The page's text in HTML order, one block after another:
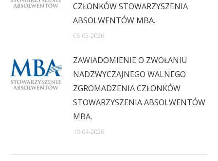
CZŁONKÓW STOWARZYSZENIA
ABSOLWENTÓW MBA.
06-05-2026
ZAWIADOMIENIE O ZWOŁANIU
NADZWYCZAJNEGO WALNEGO
ZGROMADZENIA CZŁONKÓW
STOWARZYSZENIA ABSOLWENTÓW
MBA.
10-04-2026